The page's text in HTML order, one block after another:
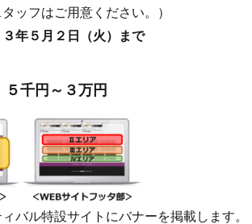
ッフはご用意ください。）
年５月２日（火）まで
千円～３万円
バル特設サイトにバナーを掲載します。